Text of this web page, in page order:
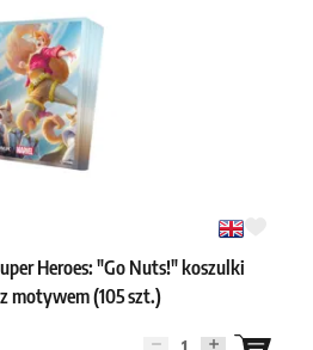
Heroes: "Go Nuts!" koszulki
motywem (105 szt.)